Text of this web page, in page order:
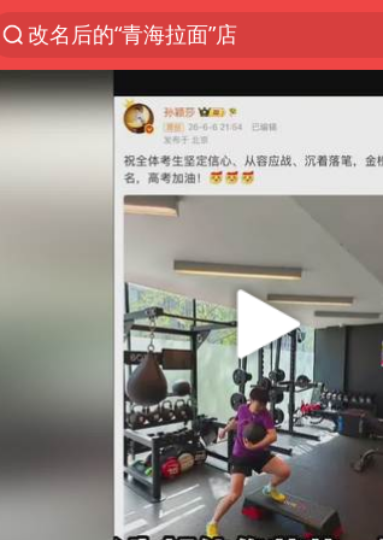
改名后的“青海拉面”店
俄称欧洲若想和平解决冲突应停止援乌
台军“汉光秀”开场闹剧多
泸溪河：桃酥吃出金属牙冠视频不实
泰国枪击案已致2死 枪手仍藏学校附近
1岁宝宝碰坏纸巾盒 宝妈被索赔924元
男子结婚8年3个女儿均非亲生
台风白海豚逼近 暴雨大暴雨来袭
“空调24小时开着更省电”不实
男子杀人后逃进深山21年活得像野人
985博士后被曝在妻子孕期出轨后续